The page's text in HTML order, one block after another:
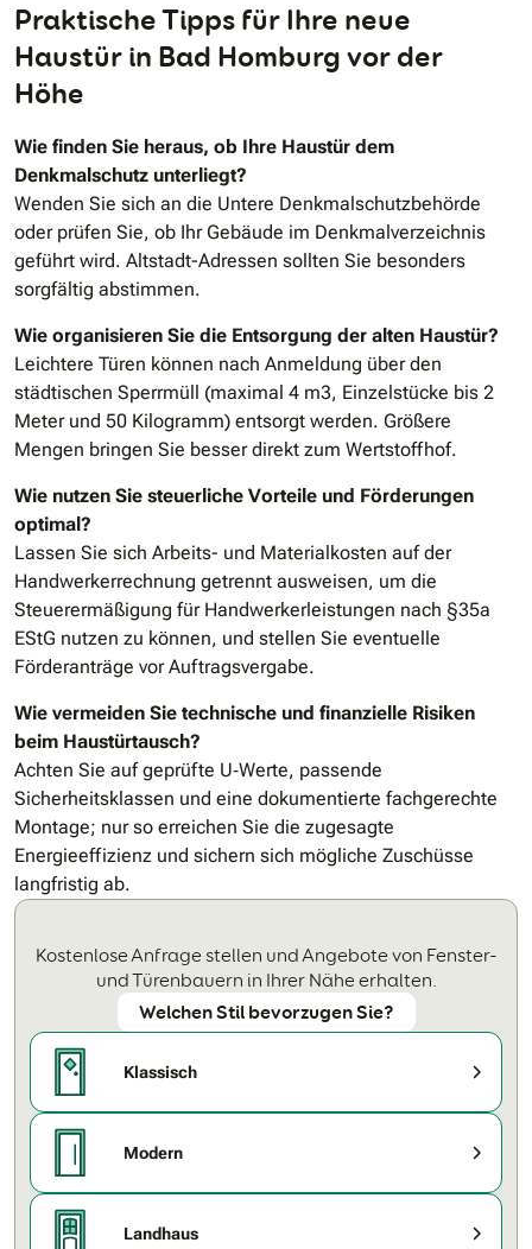
Praktische Tipps für Ihre neue
Haustür in Bad Homburg vor der
Höhe
Wie finden Sie heraus, ob Ihre Haustür dem
Denkmalschutz unterliegt?
Wenden Sie sich an die Untere Denkmalschutzbehörde
oder prüfen Sie, ob Ihr Gebäude im Denkmalverzeichnis
geführt wird. Altstadt-Adressen sollten Sie besonders
sorgfältig abstimmen.
Wie organisieren Sie die Entsorgung der alten Haustür?
Leichtere Türen können nach Anmeldung über den
städtischen Sperrmüll (maximal 4 m3, Einzelstücke bis 2
Meter und 50 Kilogramm) entsorgt werden. Größere
Mengen bringen Sie besser direkt zum Wertstoffhof.
Wie nutzen Sie steuerliche Vorteile und Förderungen
optimal?
Lassen Sie sich Arbeits- und Materialkosten auf der
Handwerkerrechnung getrennt ausweisen, um die
Steuerermäßigung für Handwerkerleistungen nach §35a
EStG nutzen zu können, und stellen Sie eventuelle
Förderanträge vor Auftragsvergabe.
Wie vermeiden Sie technische und finanzielle Risiken
beim Haustürtausch?
Achten Sie auf geprüfte U‐Werte, passende
Sicherheitsklassen und eine dokumentierte fachgerechte
Montage; nur so erreichen Sie die zugesagte
Energieeffizienz und sichern sich mögliche Zuschüsse
langfristig ab.
Kostenlose Anfrage stellen und Angebote von Fenster-
und Türenbauern in Ihrer Nähe erhalten.
Welchen Stil bevorzugen Sie?
Klassisch
Modern
Landhaus